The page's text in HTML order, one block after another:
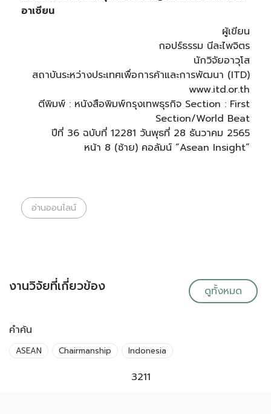
อาเซียน
ผู้เขียน
กอปร์ธรรม นีละไพจิตร
นักวิจัยอาวุโส
สถาบันระหว่างประเทศเพื่อการค้าและการพัฒนา (ITD)
www.itd.or.th
ตีพิมพ์ : หนังสือพิมพ์กรุงเทพธุรกิจ Section : First
Section/World Beat
ปีที่ 36 ฉบับที่ 12281 วันพุธที่ 28 ธันวาคม 2565
หน้า 8 (ซ้าย) คอลัมน์ “Asean Insight”
อ่านออนไลน์
งานวิจัยที่เกี่ยวข้อง ดูทั้งหมด
คำค้น
ASEAN Chairmanship Indonesia
3211